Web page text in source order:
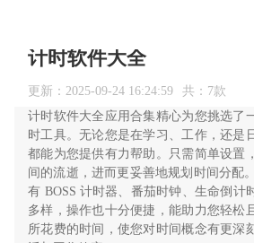
计时软件大全
更新：2025-09-24 16:24:59
共：7款
计时软件大全应用合集精心为您挑选了
时工具。无论您是在学习、工作，还是
都能为您提供有力帮助。只需简单设置
间的流逝，进而更妥善地规划时间分配
有 BOSS 计时器、番茄时钟、生命倒计
多样，操作也十分便捷，能助力您轻松
所花费的时间，使您对时间概念有更深